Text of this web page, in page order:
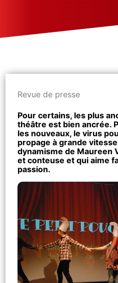
Revue de presse
Pour certains, les plus
théâtre est bien ancrée.
les nouveaux, le virus
propage à grande
dynamisme de Maureen
et conteuse et qui aime
passion.